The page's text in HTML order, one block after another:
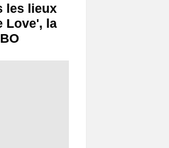
les lieux
Love', la